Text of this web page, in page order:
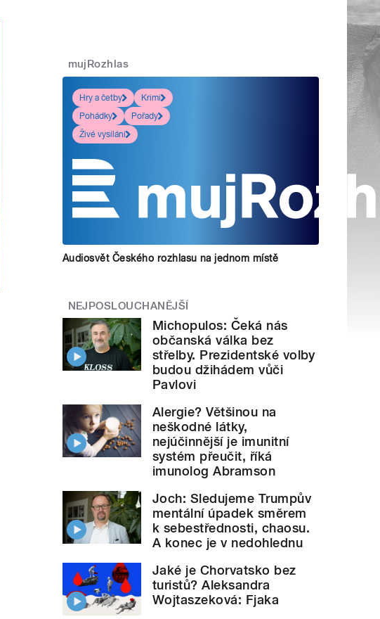
mujRozhlas
Hry a četby
Krimi
Pohádky
Pořady
Živé vysílání
Audiosvět Českého rozhlasu na jednom místě
NEJPOSLOUCHANĚJŠÍ
Michopulos: Čeká nás
občanská válka bez
střelby. Prezidentské volby
budou džihádem vůči
Pavlovi
Alergie? Většinou na
neškodné látky,
nejúčinnější je imunitní
systém přeučit, říká
imunolog Abramson
Joch: Sledujeme Trumpův
mentální úpadek směrem
k sebestřednosti, chaosu.
A konec je v nedohlednu
Jaké je Chorvatsko bez
turistů? Aleksandra
Wojtaszeková: Fjaka